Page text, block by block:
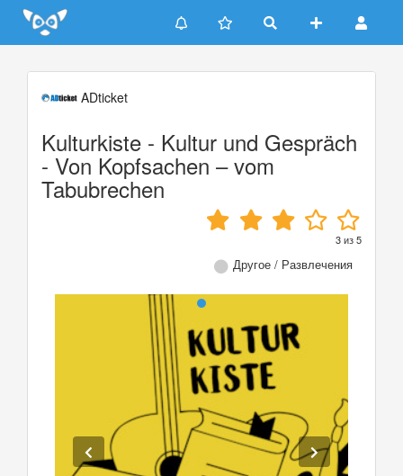
Update cookies preferences
ADticket
Kulturkiste - Kultur und Gespräch
- Von Kopfsachen – vom
Tabubrechen
3из5
Другое / Развлечения